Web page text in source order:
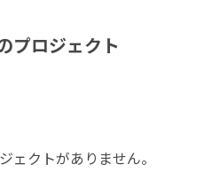
プロジェクト
ェクトがありません。